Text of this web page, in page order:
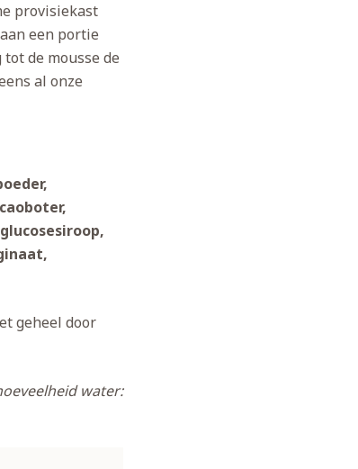
provisiekast
een portie
de mousse de
al onze
geheel door
water: